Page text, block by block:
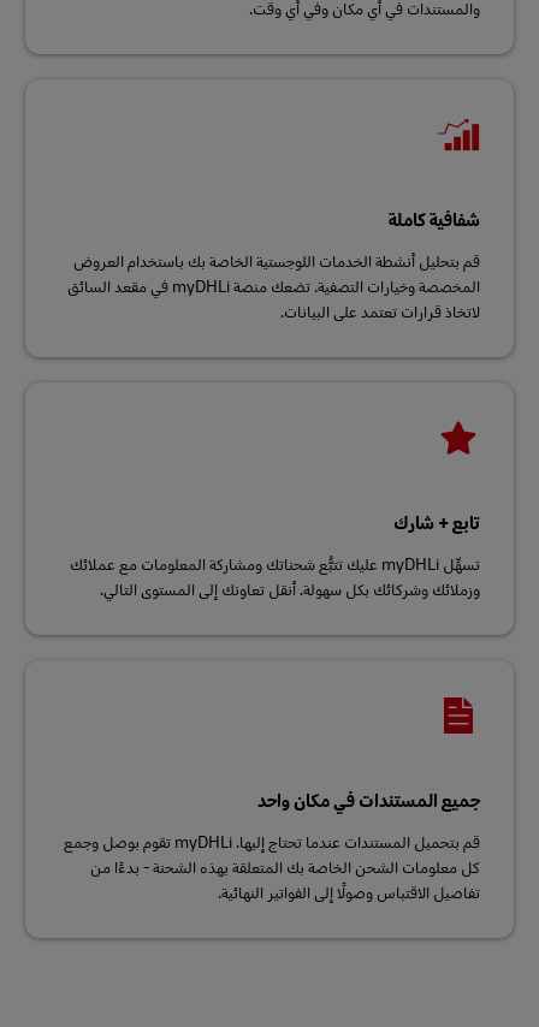
والمستندات في أي مكان وفي أي وقت.
شفافية كاملة
قم بتحليل أنشطة الخدمات اللوجستية الخاصة بك باستخدام العروض
المخصصة وخيارات التصفية. تضعك منصة myDHLi في مقعد السائق
لاتخاذ قرارات تعتمد على البيانات.
تابع + شارك
تسهِّل myDHLi عليك تتبُّع شحناتك ومشاركة المعلومات مع عملائك
وزملائك وشركائك بكل سهولة. أنقل تعاونك إلى المستوى التالي.
جميع المستندات في مكان واحد
قم بتحميل المستندات عندما تحتاج إليها. myDHLi تقوم بوصل وجمع
كل معلومات الشحن الخاصة بك المتعلقة بهذه الشحنة - بدءًا من
تفاصيل الاقتباس وصولًا إلى الفواتير النهائية.